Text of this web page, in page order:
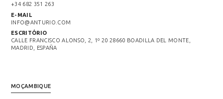
+34 682 351 263
E-MAIL
INFO@ANTURIO.COM
ESCRITÓRIO
CALLE FRANCISCO ALONSO, 2, 1º 20 28660 BOADILLA DEL MONTE,
MADRID, ESPAÑA
MOÇAMBIQUE